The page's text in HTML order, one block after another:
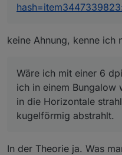
keine Ahnung, kenne ich
Wäre ich mit einer 6
ich in einem Bungalow
in die Horizontale
kugelförmig abstrahlt.
In der Theorie ja. Was